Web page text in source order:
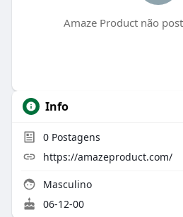
Amaze Product não
Info
0Postagens
https://amazeproduct.com/
Masculino
06-12-00